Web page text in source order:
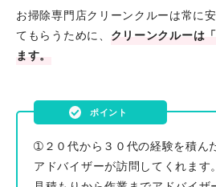
お掃除専門店クリーンクルーは常に
てもらうために、 クリーンクルーは
ます。
➀２０代から３０代の経験を積ん
アドバイザーが訪問してくれます。